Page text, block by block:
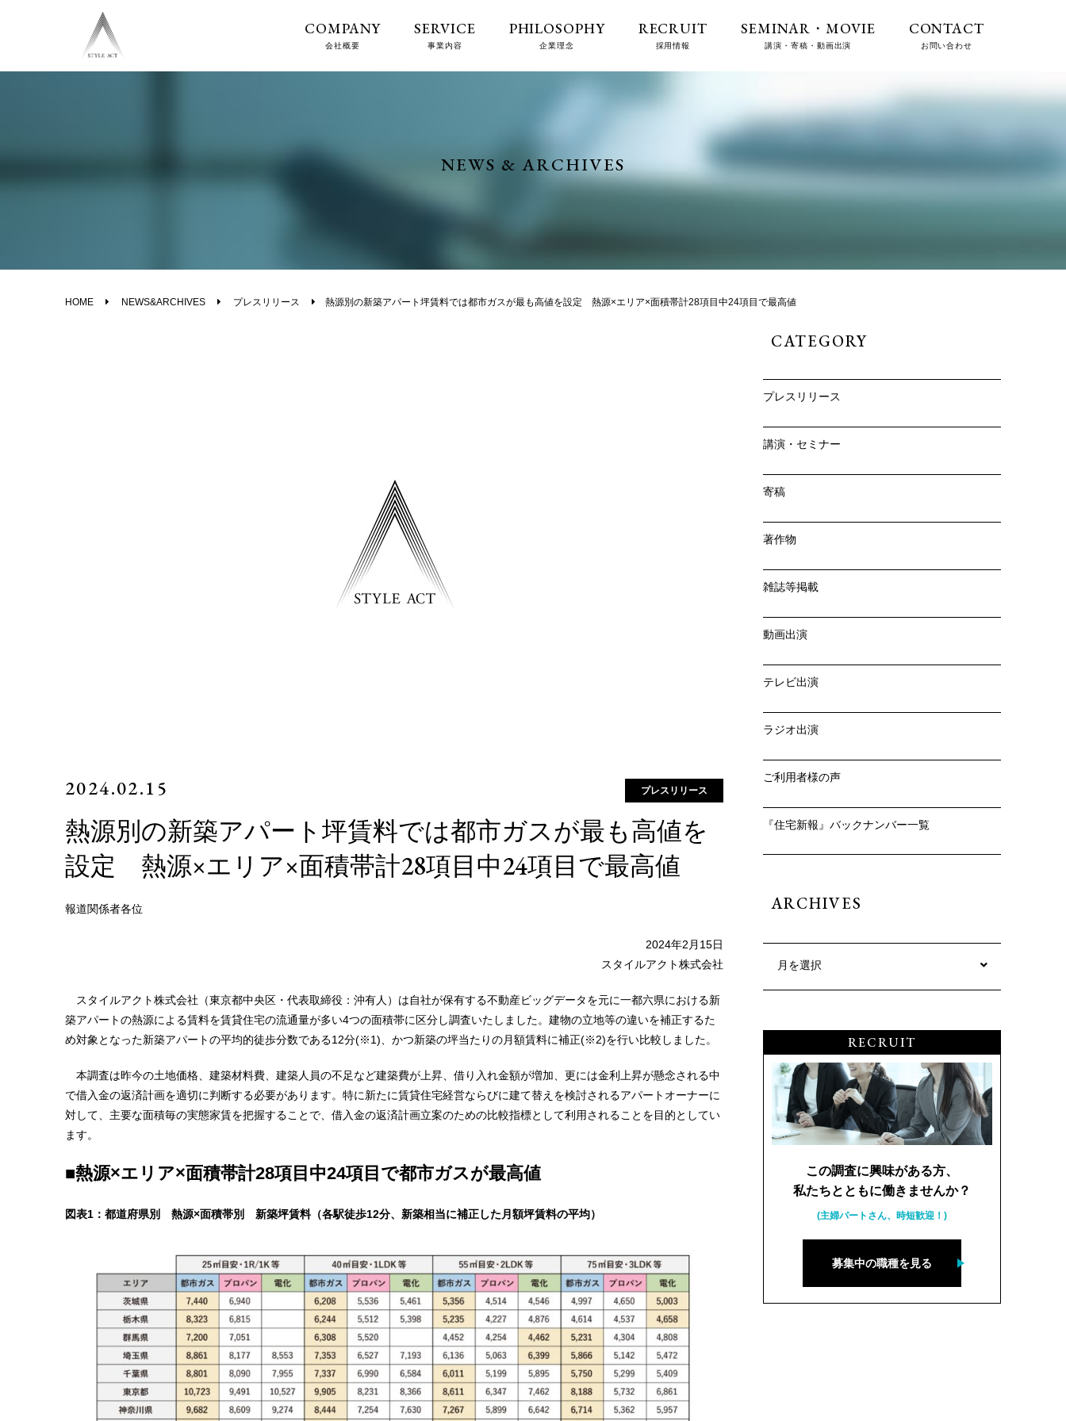
COMPANY
会社概要
SERVICE
事業内容
PHILOSOPHY
企業理念
RECRUIT
採用情報
SEMINAR・MOVIE
講演・寄稿・動画出演
CONTACT
お問い合わせ
NEWS & ARCHIVES
HOME NEWS&ARCHIVES プレスリリース 熱源別の新築アパート坪賃料では都市ガスが最も高値を設定 熱源×エリア×面積帯計28項目中24項目で最高値
2024.02.15 プレスリリース
熱源別の新築アパート坪賃料では都市ガスが最も高値を
設定 熱源×エリア×面積帯計28項目中24項目で最高値
報道関係者各位
2024年2月15日
スタイルアクト株式会社
スタイルアクト株式会社（東京都中央区・代表取締役：沖有人）は自社が保有する不動産ビッグデータを元に一都六県における新
築アパートの熱源による賃料を賃貸住宅の流通量が多い4つの面積帯に区分し調査いたしました。建物の立地等の違いを補正するた
め対象となった新築アパートの平均的徒歩分数である12分(※1)、かつ新築の坪当たりの月額賃料に補正(※2)を行い比較しました。
本調査は昨今の土地価格、建築材料費、建築人員の不足など建築費が上昇、借り入れ金額が増加、更には金利上昇が懸念される中
で借入金の返済計画を適切に判断する必要があります。特に新たに賃貸住宅経営ならびに建て替えを検討されるアパートオーナーに
対して、主要な面積毎の実態家賃を把握することで、借入金の返済計画立案のための比較指標として利用されることを目的としてい
ます。
■熱源×エリア×面積帯計28項目中24項目で都市ガスが最高値
図表1：都道府県別 熱源×面積帯別 新築坪賃料（各駅徒歩12分、新築相当に補正した月額坪賃料の平均）
CATEGORY
プレスリリース
講演・セミナー
寄稿
著作物
雑誌等掲載
動画出演
テレビ出演
ラジオ出演
ご利用者様の声
『住宅新報』バックナンバー一覧
ARCHIVES
月を選択
RECRUIT
この調査に興味がある方、
私たちとともに働きませんか？
(主婦パートさん、時短歓迎！)
募集中の職種を見る